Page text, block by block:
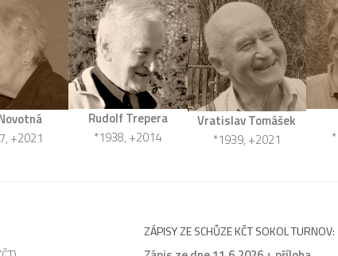
+2021
Rudolf Trepera
*1938, +2014
Vratislav Tomášek
*1939, +2021
ZÁPISY ZE SCHŮZE KČT SOKOL TURNOV: